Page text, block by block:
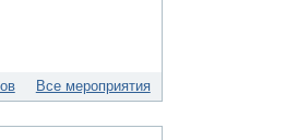
Все мероприятия